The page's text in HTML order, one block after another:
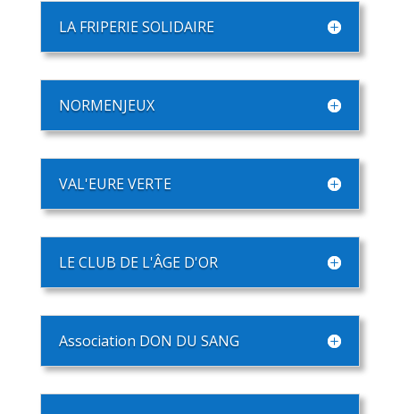
LA FRIPERIE SOLIDAIRE
NORMENJEUX
VAL'EURE VERTE
LE CLUB DE L'ÂGE D'OR
Association DON DU SANG